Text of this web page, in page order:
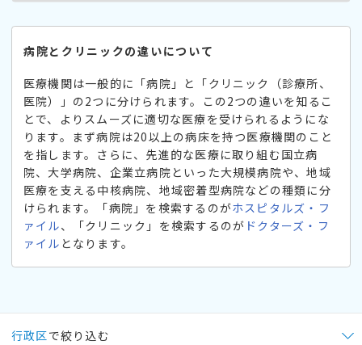
病院とクリニックの違いについて
医療機関は一般的に「病院」と「クリニック（診療所、
医院）」の2つに分けられます。この2つの違いを知るこ
とで、よりスムーズに適切な医療を受けられるようにな
ります。まず病院は20以上の病床を持つ医療機関のこと
を指します。さらに、先進的な医療に取り組む国立病
院、大学病院、企業立病院といった大規模病院や、地域
医療を支える中核病院、地域密着型病院などの種類に分
けられます。「病院」を検索するのがホスピタルズ・フ
ァイル、「クリニック」を検索するのが ドクターズ・フ
ァイル となります。
行政区で絞り込む